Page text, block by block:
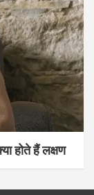
होते हैं लक्षण